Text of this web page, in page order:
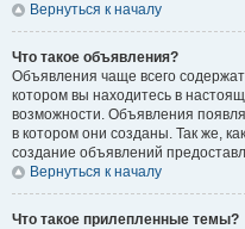
Вернуться к началу
Что такое объявления?
Объявления чаще всего
котором вы находитесь в
возможности. Объявления
в котором они созданы. Так же,
создание объявлений
Вернуться к началу
Что такое прилепленные темы?